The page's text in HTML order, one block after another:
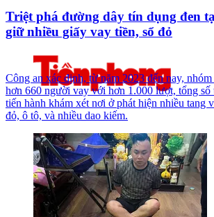
Triệt phá đường dây tín dụng đen
giữ nhiều giấy vay tiền, sổ đỏ
Công an xác định, từ năm 2023 đến nay,
hơn 660 người vay với hơn 1.000 lượt, tổng số
tiến hành khám xét nơi ở phát hiện nhiều tang
đỏ, ô tô, và nhiều dao kiếm.